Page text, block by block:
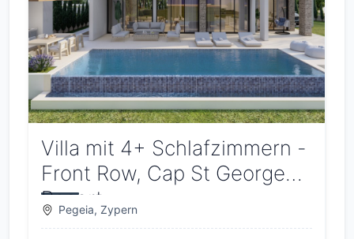
Villa mit 4+ Schlafzimmern -
Front Row, Cap St Georges
Resort
Pegeia, Zypern